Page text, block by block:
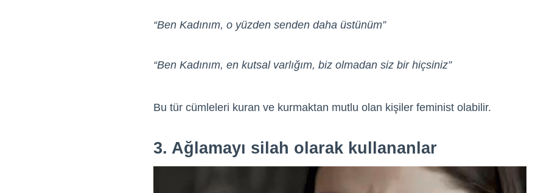
“Ben Kadınım, o yüzden senden daha üstünüm”
“Ben Kadınım, en kutsal varlığım, biz olmadan siz bir hiçsiniz”
Bu tür cümleleri kuran ve kurmaktan mutlu olan kişiler feminist olabilir.
3. Ağlamayı silah olarak kullananlar